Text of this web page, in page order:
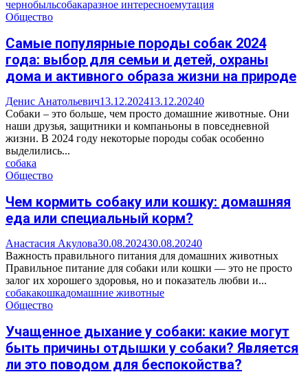
чернобыльсобакаразное интересноемутация
Общество
Самые популярные породы собак 2024
года: выбор для семьи и детей, охраны
дома и активного образа жизни на природе
Денис Анатольевич13.12.202413.12.20240
Собаки – это больше, чем просто домашние животные. Они
наши друзья, защитники и компаньоны в повседневной
жизни. В 2024 году некоторые породы собак особенно
выделились...
собака
Общество
Чем кормить собаку или кошку: домашняя
еда или специальный корм?
Анастасия Акулова30.08.202430.08.20240
Важность правильного питания для домашних животных
Правильное питание для собаки или кошки — это не просто
залог их хорошего здоровья, но и показатель любви и...
собакакошкадомашние животные
Общество
Учащенное дыхание у собаки: какие могут
быть причины отдышки у собаки? Является
ли это поводом для беспокойства?